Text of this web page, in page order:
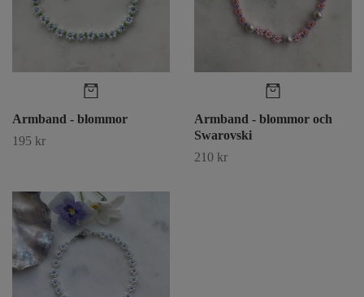
Armband - blommor
195 kr
Armband - blommor och
Swarovski
210 kr